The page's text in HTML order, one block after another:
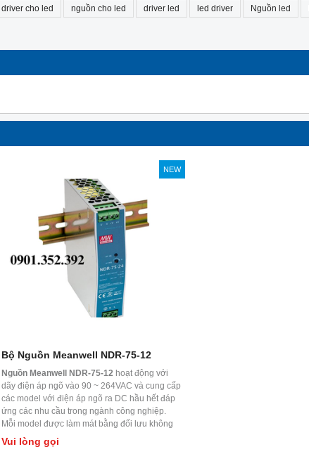
driver cho led nguồn cho led driver led led driver Nguồn led
NEW
Bộ Nguồn Meanwell NDR-75-12
Nguồn Meanwell NDR-75-12hoạt động với
dãy điện áp ngõ vào 90 ~ 264VAC và cung cấp
các model với điện áp ngõ ra DC hầu hết đáp
ứng các nhu cầu trong ngành công nghiệp.
Mỗi model được làm mát bằng đối lưu không
khí, nhiệt độ làm việc lên đến 70
dụng kiểm soát nhà máy hoặc thiết bị tự động
Vui lòng gọi